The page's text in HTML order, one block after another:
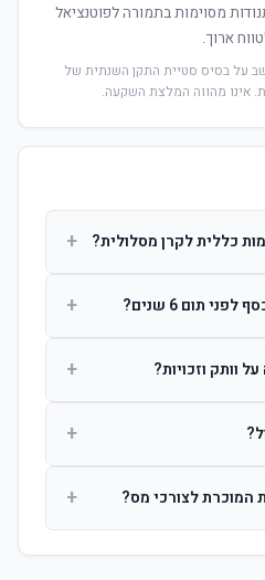
מסוימות בתמורה לפוטנציאל
ארוך.
על בסיס סטיית התקן השנתית של
אינו מהווה המלצת השקעה.
כללית לקרן מסלולית? +
אחרי מדד ספציפי ומאפשרת
תום 6 שנים? +
ניתן למשוך פטור ממס עד לתקרה
וותק וזכויות? +
מיום ההפקדה הראשונה.
+
לצורכי מס? +